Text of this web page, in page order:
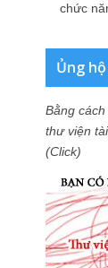
chức
Ủng
Bằng
thư viện
(Click)